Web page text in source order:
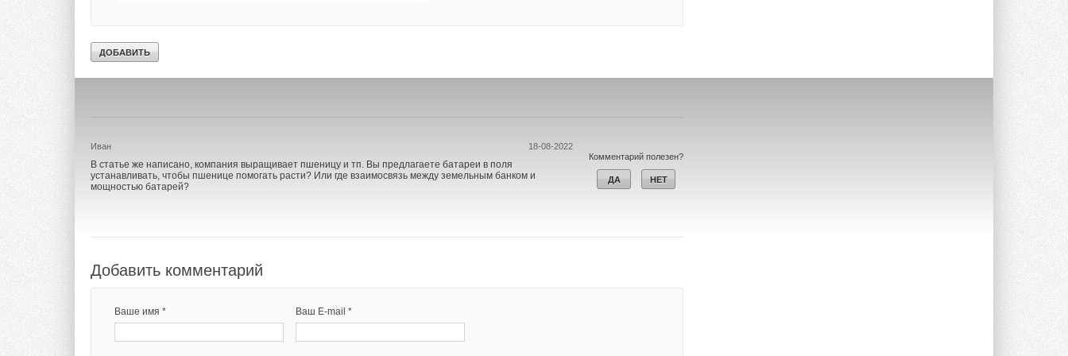
Читаешь такие новости и не знаешь смеяться или плакать. 32 кВт. Холдинг располагает земельным
банком более 67,3 тыс. га.
18-08-2022
Иван
В статье же написано, компания выращивает пшеницу и тп. Вы предлагаете батареи в поля
устанавливать, чтобы пшенице помогать расти? Или где взаимосвязь между земельным банком и
мощностью батарей?
Комментарий полезен?
ДА НЕТ
Добавить комментарий
Ваше имя * Ваш E-mail *
основанию с материалами «ПЕНОПЛЭКС»
Компания «ПЕНОПЛЭКС», являясь ответственным производителем,